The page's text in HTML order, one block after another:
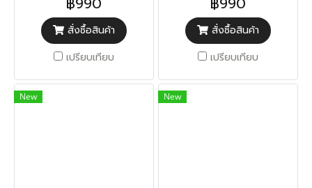
สั่งซื้อสินค้า
เปรียบเทียบ
สั่งซื้อสินค้า
เปรียบเทียบ
New New